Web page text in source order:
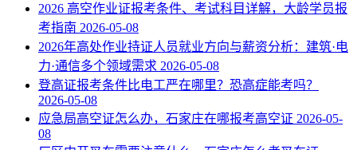
2026 高空作业证报考条件、考试科目详解，大龄学员报
考指南 2026-05-08
2026年高处作业持证人员就业方向与薪资分析：建筑·电
力·通信多个领域需求 2026-05-08
登高证报考条件比电工严在哪里？恐高症能考吗？
2026-05-08
应急局高空证怎么办，石家庄在哪报考高空证 2026-05-
08